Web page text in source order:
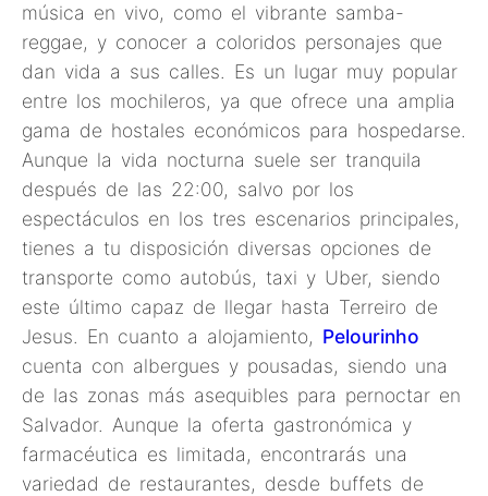
música en vivo, como el vibrante samba-
reggae, y conocer a coloridos personajes que
dan vida a sus calles. Es un lugar muy popular
entre los mochileros, ya que ofrece una amplia
gama de hostales económicos para hospedarse.
Aunque la vida nocturna suele ser tranquila
después de las 22:00, salvo por los
espectáculos en los tres escenarios principales,
tienes a tu disposición diversas opciones de
transporte como autobús, taxi y Uber, siendo
este último capaz de llegar hasta Terreiro de
Jesus. En cuanto a alojamiento, Pelourinho
cuenta con albergues y pousadas, siendo una
de las zonas más asequibles para pernoctar en
Salvador. Aunque la oferta gastronómica y
farmacéutica es limitada, encontrarás una
variedad de restaurantes, desde buffets de